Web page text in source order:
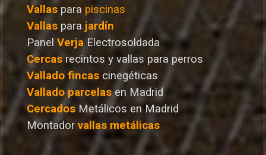
Vallas para piscinas
Vallas para jardín
Panel Verja Electrosoldada
Cercas recintos y vallas para perros
Vallado fincas cinegéticas
Vallado parcelasen Madrid
Cercados Metálicos en Madrid
Montador vallas metálicas